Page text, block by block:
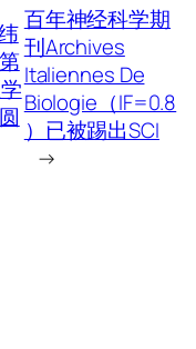
百年神经科学期
刊Archives
Italiennes De
Biologie（IF=0.8
）已被踢出SCI
→